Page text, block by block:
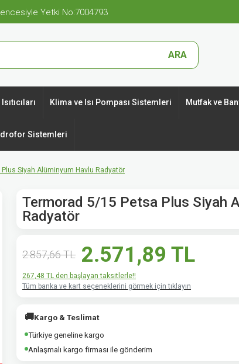
Yetki No:7004793
ARA
Klima ve Isı Pompası Sistemleri Mutfak ve
Sistemleri
Siyah Alüminyum Havlu Radyatör
Termorad 5/15 Petsa Plus Siyah
Radyatör
2.857,66 TL 2.571,89 TL
267,48 TL den başlayan taksitlerle!!
Tüm banka ve kart seçeneklerini görmek için tıklayın
🚚Kargo & Teslimat
Türkiye geneline kargo
Anlaşmalı kargo firması ile gönderim